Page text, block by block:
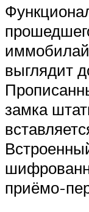
выглядит
замка
приёмо-